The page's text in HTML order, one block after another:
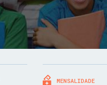
MENSALIDADE